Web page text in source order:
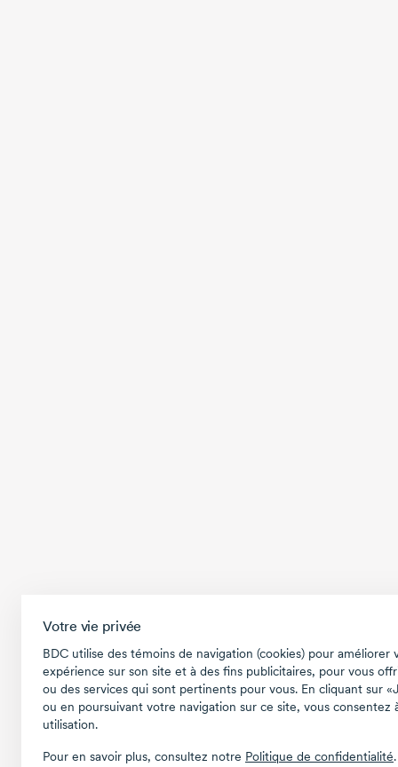
Votre vie privée
BDC utilise des témoins de navigation (cookies) pour améliorer
expérience sur son site et à des fins publicitaires, pour vous
ou des services qui sont pertinents pour vous. En cliquant sur
ou en poursuivant votre navigation sur ce site, vous consentez
utilisation.
Pour en savoir plus, consultez notre Politique de confidentialité.